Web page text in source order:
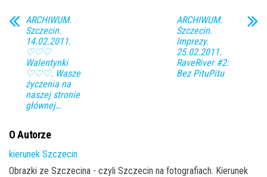
ARCHIWUM.
Szczecin.
14.02.2011.
♡♡♡
Walentynki
♡♡♡. Wasze
życzenia na
naszej stronie
głównej…
ARCHIWUM.
Szczecin.
Imprezy.
25.02.2011.
RaveRiver #2:
Bez PituPitu
O Autorze
kierunek Szczecin
Obrazki ze Szczecina - czyli Szczecin na fotografiach. Kierunek